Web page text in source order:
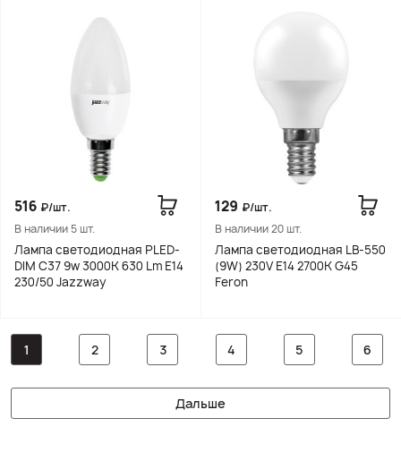
516 ₽/шт.
В наличии 5 шт.
Лампа светодиодная PLED-
DIM C37 9w 3000K 630 Lm E14
230/50 Jazzway
129 ₽/шт.
В наличии 20 шт.
Лампа светодиодная LB-550
(9W) 230V E14 2700K G45
Feron
1 2 3 4 5 6
Дальше